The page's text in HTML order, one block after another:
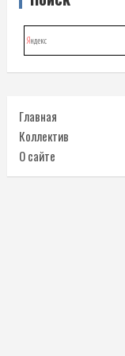
Главная
Коллектив
О сайте